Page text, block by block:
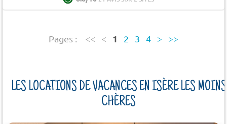
Pages : << < 1 2 3 4 > >>
LES LOCATIONS DE VACANCES EN ISÈRE LES MOINS
CHÈRES